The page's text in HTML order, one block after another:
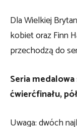
Dla Wielkiej
kobiet oraz Finn
przechodzą do
Seria
ćwierćfinału,
Uwaga: dwóch